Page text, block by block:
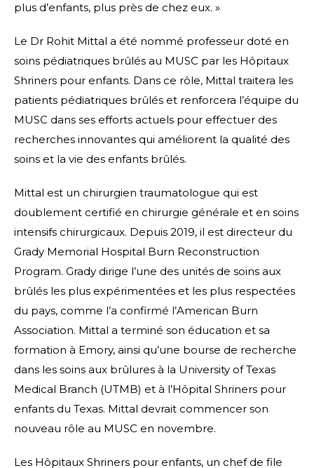
plus d’enfants, plus près de chez eux. »
Le Dr Rohit Mittal a été nommé professeur doté en
soins pédiatriques brûlés au MUSC par les Hôpitaux
Shriners pour enfants. Dans ce rôle, Mittal traitera les
patients pédiatriques brûlés et renforcera l’équipe du
MUSC dans ses efforts actuels pour effectuer des
recherches innovantes qui améliorent la qualité des
soins et la vie des enfants brûlés.
Mittal est un chirurgien traumatologue qui est
doublement certifié en chirurgie générale et en soins
intensifs chirurgicaux. Depuis 2019, il est directeur du
Grady Memorial Hospital Burn Reconstruction
Program. Grady dirige l’une des unités de soins aux
brûlés les plus expérimentées et les plus respectées
du pays, comme l’a confirmé l’American Burn
Association. Mittal a terminé son éducation et sa
formation à Emory, ainsi qu’une bourse de recherche
dans les soins aux brûlures à la University of Texas
Medical Branch (UTMB) et à l’Hôpital Shriners pour
enfants du Texas. Mittal devrait commencer son
nouveau rôle au MUSC en novembre.
Les Hôpitaux Shriners pour enfants, un chef de file